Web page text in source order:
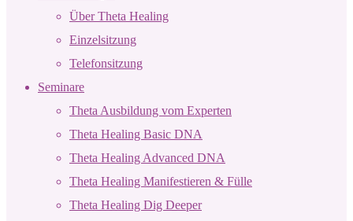
Über Theta Healing
Einzelsitzung
Telefonsitzung
Seminare
Theta Ausbildung vom Experten
Theta Healing Basic DNA
Theta Healing Advanced DNA
Theta Healing Manifestieren & Fülle
Theta Healing Dig Deeper